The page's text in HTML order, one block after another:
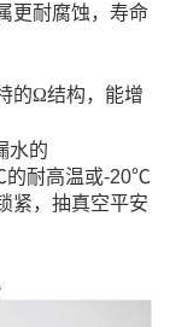
更耐腐蚀，寿命
的Ω结构，能增
水的
的耐高温或-20℃
紧，抽真空平安